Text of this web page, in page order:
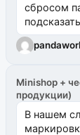
сбросом
Minishop +
продукции)
В нашем